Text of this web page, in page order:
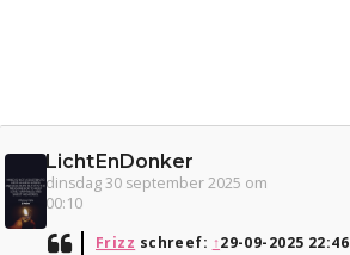
LichtEnDonker
dinsdag 30 september 2025 om
00:10
Frizz schreef: ↑29-09-2025 22:46